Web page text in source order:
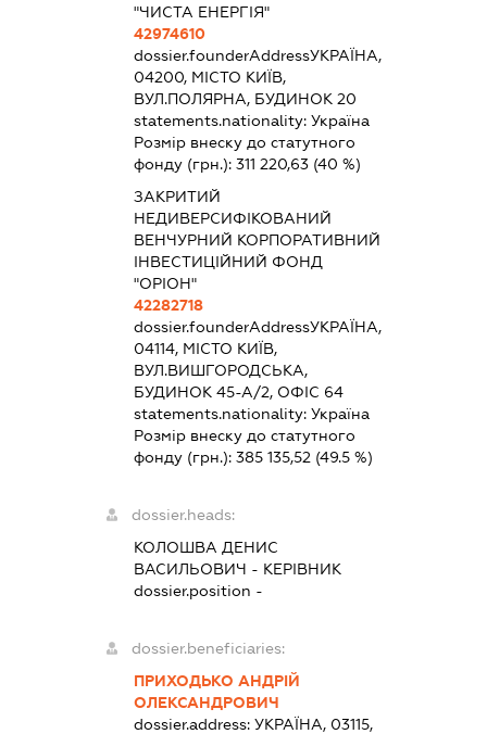
"ЧИСТА ЕНЕРГІЯ"
42974610
dossier.founderAddressУКРАЇНА,
04200, МІСТО КИЇВ,
ВУЛ.ПОЛЯРНА, БУДИНОК 20
statements.nationality: Україна
Розмір внеску до статутного
фонду (грн.): 311 220,63(40 %)
ЗАКРИТИЙ
НЕДИВЕРСИФІКОВАНИЙ
ВЕНЧУРНИЙ КОРПОРАТИВНИЙ
ІНВЕСТИЦІЙНИЙ ФОНД
"ОРІОН"
42282718
dossier.founderAddressУКРАЇНА,
04114, МІСТО КИЇВ,
ВУЛ.ВИШГОРОДСЬКА,
БУДИНОК 45-А/2, ОФІС 64
statements.nationality: Україна
Розмір внеску до статутного
фонду (грн.): 385 135,52 (49.5 %)
dossier.heads:
КОЛОШВА ДЕНИС
ВАСИЛЬОВИЧ - КЕРІВНИК
dossier.position -
dossier.beneficiaries:
ПРИХОДЬКО АНДРІЙ
ОЛЕКСАНДРОВИЧ
dossier.address: УКРАЇНА, 03115,